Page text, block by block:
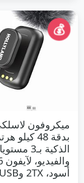
💰
الذكية
أسود، 2TX وUSB نوع سي RX